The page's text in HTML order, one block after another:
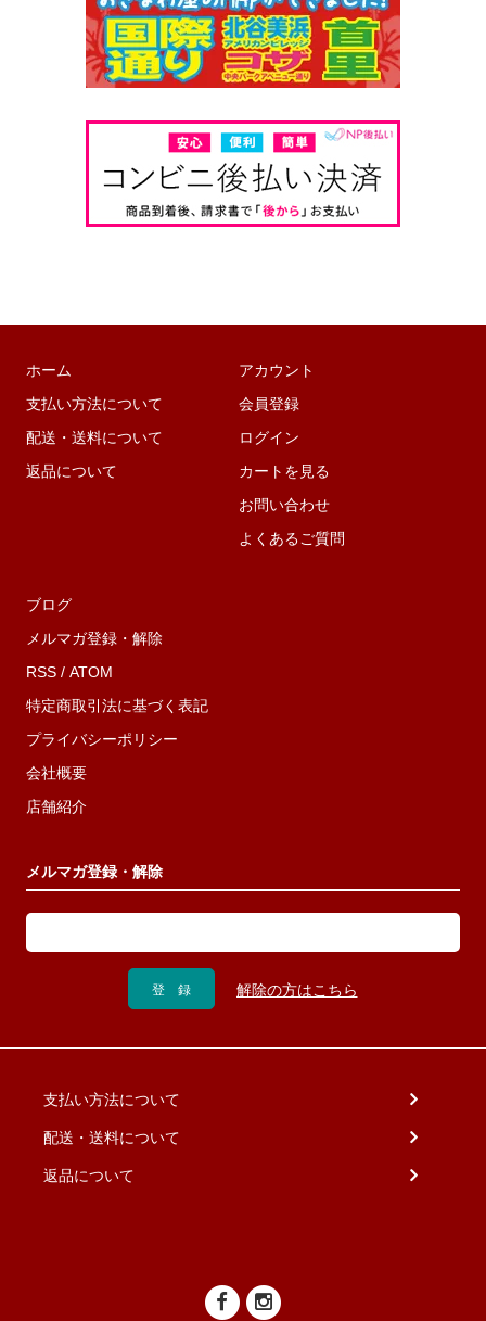
ホーム
支払い方法について
配送・送料について
返品について
アカウント
会員登録
ログイン
カートを見る
お問い合わせ
よくあるご質問
ブログ
メルマガ登録・解除
RSS /ATOM
特定商取引法に基づく表記
プライバシーポリシー
会社概要
店舗紹介
メルマガ登録・解除
支払い方法について
配送・送料について
返品について